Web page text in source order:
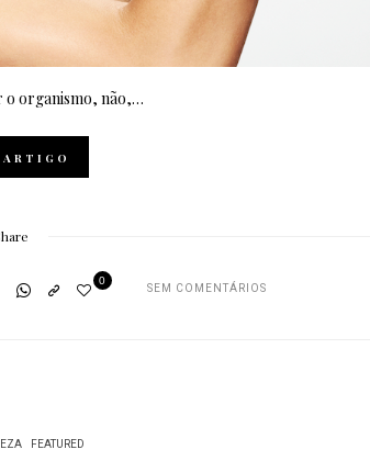
o organismo, não,…
ARTIGO
0
SEM COMENTÁRIOS
FEATURED